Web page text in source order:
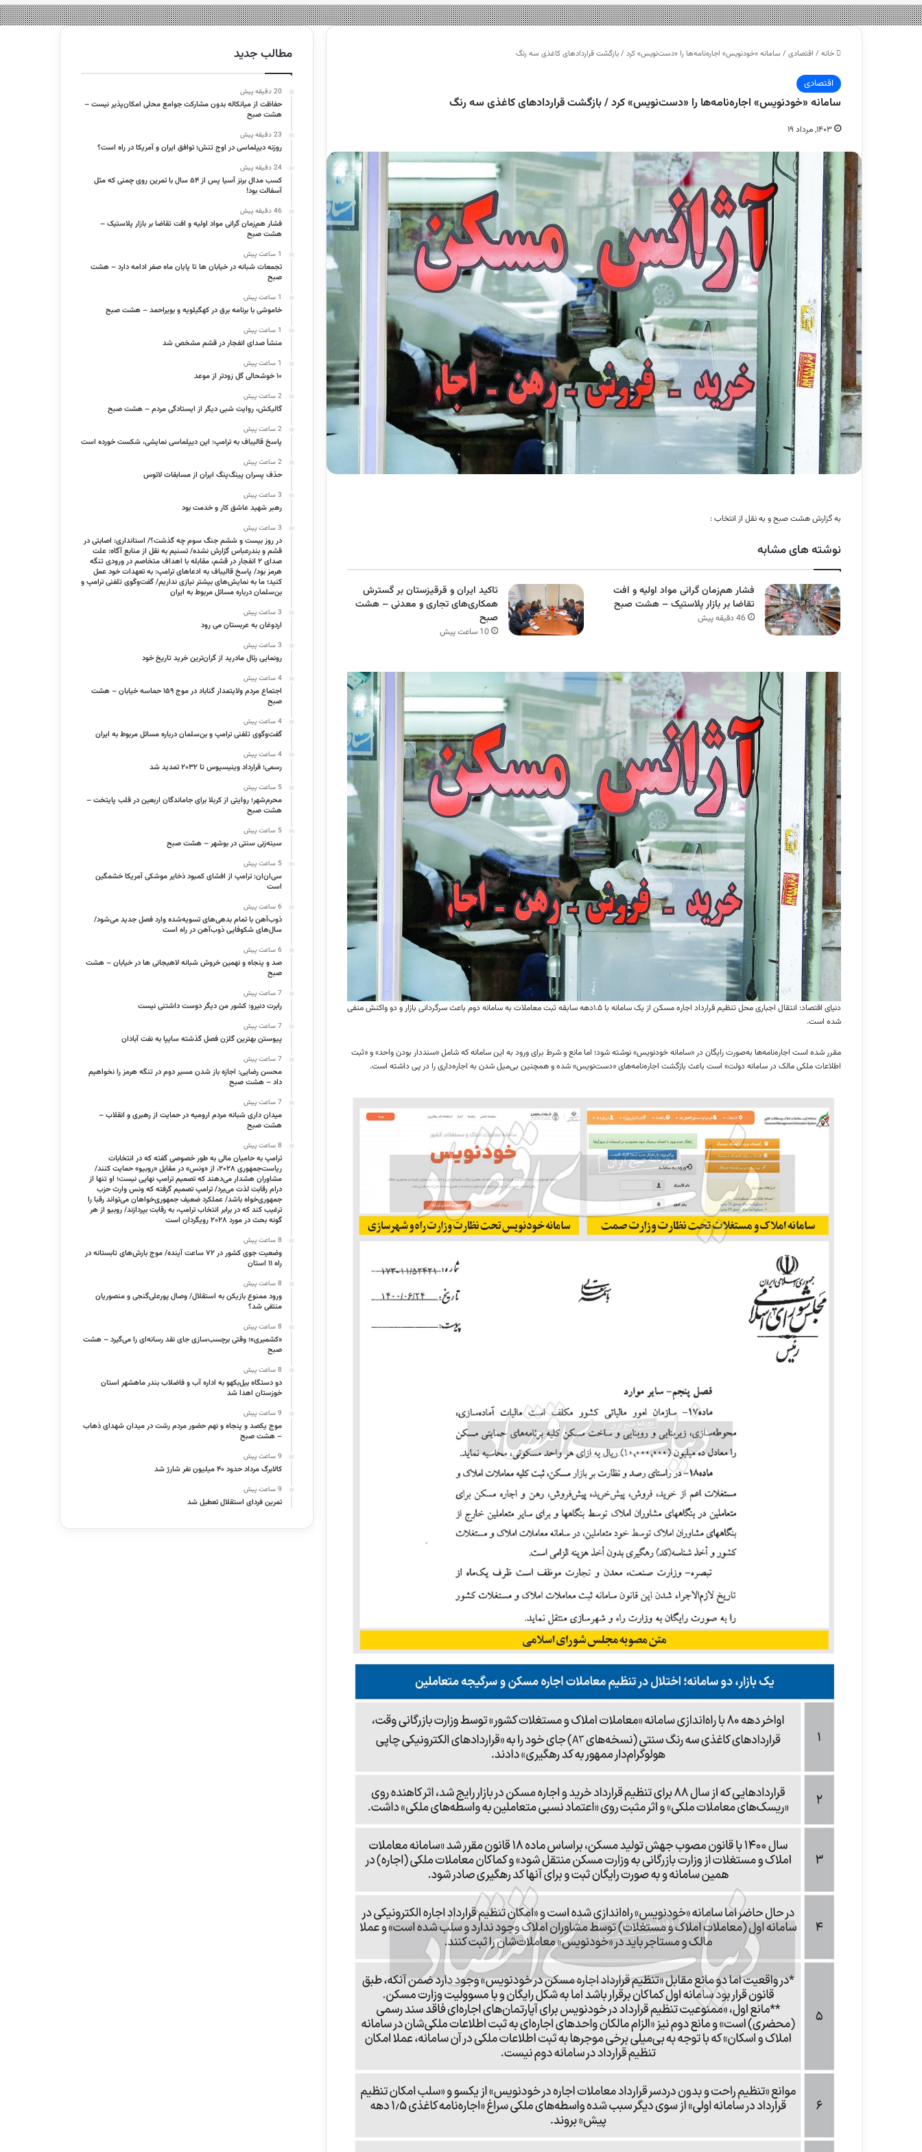
خانه / اقتصادی / سامانه «خودنویس» اجاره‌نامه‌ها‌ را «دست‌نویس» کرد / بازگشت قراردادهای کاغذی سه رنگ
اقتصادی
سامانه «خودنویس» اجاره‌نامه‌ها‌ را «دست‌نویس» کرد / بازگشت قراردادهای کاغذی سه رنگ
۱۴۰۳, مرداد ۱۹
به گزارش هشت صبح و به نقل از انتخاب :
نوشته های مشابه
فشار هم‌زمان گرانی مواد اولیه و افت
تقاضا بر بازار پلاستیک – هشت صبح
46 دقیقه پیش
تاکید ایران و قرقیزستان بر گسترش
همکاری‌های تجاری و معدنی – هشت
صبح
10 ساعت پیش
دنیای اقتصاد: انتقال اجباری محل تنظیم قرارداد اجاره مسکن از یک سامانه با ۱.۵دهه سابقه ثبت معاملات به سامانه دوم باعث سرگردانی بازار و دو واکنش منفی
شده است.
مقرر شده است اجاره‌نامه‌ها به‌صورت رایگان در «سامانه خودنویس» نوشته شود؛ اما مانع و شرط برای ورود به این سامانه که شامل «سنددار بودن واحد» و «ثبت
اطلاعات ملکی مالک در سامانه دولت» است باعث بازگشت اجاره‌نامه‌های «دست‌نویس» شده و همچنین بی‌میل شدن به اجاره‌داری را در پی داشته است.
مطالب جدید
20 دقیقه پیش
حفاظت از میانکاله بدون مشارکت جوامع محلی امکان‌پذیر نیست –
هشت صبح
23 دقیقه پیش
روزنه دیپلماسی در اوج تنش؛ توافق ایران و آمریکا در راه است؟
24 دقیقه پیش
کسب مدال برنز آسیا پس از ۵۴ سال با تمرین روی چمنی که مثل
آسفالت بود!
46 دقیقه پیش
فشار هم‌زمان گرانی مواد اولیه و افت تقاضا بر بازار پلاستیک –
هشت صبح
1 ساعت پیش
تجمعات شبانه در خیابان ها تا پایان ماه صفر ادامه دارد – هشت
صبح
1 ساعت پیش
خاموشی با برنامه برق در کهگیلویه و بویراحمد – هشت صبح
1 ساعت پیش
منشأ صدای انفجار در قشم مشخص شد
1 ساعت پیش
۱۰ خوشحالی گل زودتر از موعد
2 ساعت پیش
گالیکش، روایت شبی دیگر از ایستادگی مردم – هشت صبح
2 ساعت پیش
پاسخ قالیباف به ترامپ: این دیپلماسی نمایشی، شکست خورده است
2 ساعت پیش
حذف پسران پینگ‌پنگ ایران از مسابقات لائوس
3 ساعت پیش
رهبر شهید عاشق کار و خدمت بود
3 ساعت پیش
در روز بیست و ششم جنگ سوم چه گذشت؟/ استانداری: اصابتی در
قشم و بندرعباس گزارش نشده/ تسنیم به نقل از منابع آگاه: علت
صدای ۲ انفجار در قشم، مقابله با اهداف متخاصم در ورودی تنگه
هرمز بود/ پاسخ قالیباف به ادعاهای ترامپ: به تعهدات‌ خود عمل
کنید؛ ما به نمایش‌های بیشتر نیازی نداریم/ گفت‌وگوی تلفنی ترامپ و
بن‌سلمان درباره مسائل مربوط به ایران
3 ساعت پیش
اردوغان به عربستان می رود
3 ساعت پیش
رونمایی رئال مادرید از گران‌ترین خرید تاریخ خود
4 ساعت پیش
اجتماع مردم ولایتمدار گناباد در موج ۱۵۹ حماسه خیابان – هشت
صبح
4 ساعت پیش
گفت‌وگوی تلفنی ترامپ و بن‌سلمان درباره مسائل مربوط به ایران
4 ساعت پیش
رسمی؛ قرارداد وینیسیوس تا ۲۰۳۲ تمدید شد
5 ساعت پیش
محرم‌شهر؛ روایتی از کربلا برای جاماندگان اربعین در قلب پایتخت –
هشت صبح
5 ساعت پیش
سینه‌زنی سنتی در بوشهر – هشت صبح
5 ساعت پیش
سی‌ان‌ان: ترامپ از افشای کمبود ذخایر موشکی آمریکا خشمگین
است
6 ساعت پیش
ذوب‌آهن با تمام بدهی‌های تسویه‌شده وارد فصل جدید می‌شود/
سال‌های شکوفایی ذوب‌آهن در راه است
6 ساعت پیش
صد و پنجاه و نهمین خروش شبانه لاهیجانی ها در خیابان – هشت
صبح
7 ساعت پیش
رابرت دنیرو: کشور من دیگر دوست داشتنی نیست
7 ساعت پیش
پیوستن بهترین گلزن فصل گذشته سایپا به نفت آبادان
7 ساعت پیش
محسن رضایی: اجازه باز شدن مسیر دوم در تنگه هرمز را نخواهیم
داد – هشت صبح
7 ساعت پیش
میدان داری شبانه مردم ارومیه در حمایت از رهبری و انقلاب –
هشت صبح
8 ساعت پیش
ترامپ به حامیان مالی به طور خصوصی گفته که در انتخابات
ریاست‌جمهوری ۲۰۲۸، از «ونس» در مقابل «روبیو» حمایت کنند/
مشاوران هشدار می‌دهند که تصمیم ترامپ نهایی نیست؛ او تنها از
درام رقابت لذت می‌برد/ ترامپ تصمیم گرفته که ونس وارث حزب
جمهوری‌خواه باشد/ عملکرد ضعیف جمهوری‌خواهان می‌تواند رقبا را
ترغیب کند که در برابر انتخاب ترامپ، به رقابت بپردازند/ روبیو از هر
گونه بحث در مورد ۲۰۲۸ رویگردان است
8 ساعت پیش
وضعیت جوی کشور در ۷۲ ساعت آینده/ موج بارش‌های تابستانه در
راه ۱۱ استان
8 ساعت پیش
ورود ممنوع بازیکن به استقلال/ وصال پورعلی‌گنجی و منصوریان
منتفی شد؟
8 ساعت پیش
«کشمیری»؛ وقتی برچسب‌سازی جای نقد رسانه‌ای را می‌گیرد – هشت
صبح
8 ساعت پیش
دو دستگاه بیل‌بکهو به اداره آب و فاضلاب بندر ماهشهر استان
خوزستان اهدا شد
9 ساعت پیش
موج یکصد و پنجاه و نهم حضور مردم رشت در میدان شهدای ذهاب
– هشت صبح
9 ساعت پیش
کالابرگ مرداد حدود ۴۰‌ میلیون نفر شارژ شد
9 ساعت پیش
تمرین فردای استقلال تعطیل شد